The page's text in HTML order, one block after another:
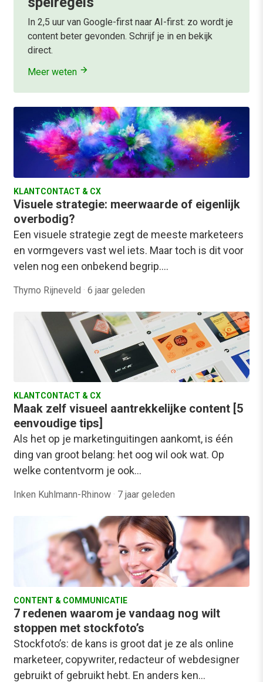
In 2,5 uur van Google-first naar AI-first: zo wordt je
content beter gevonden. Schrijf je in en bekijk
direct.
Meer weten
KLANTCONTACT & CX
Visuele strategie: meerwaarde of eigenlijk
overbodig?
Een visuele strategie zegt de meeste marketeers
en vormgevers vast wel iets. Maar toch is dit voor
velen nog een onbekend begrip.…
Thymo Rijneveld · 6 jaar geleden
KLANTCONTACT & CX
Maak zelf visueel aantrekkelijke content [5
eenvoudige tips]
Als het op je marketinguitingen aankomt, is één
ding van groot belang: het oog wil ook wat. Op
welke contentvorm je ook…
Inken Kuhlmann-Rhinow · 7 jaar geleden
CONTENT & COMMUNICATIE
7 redenen waarom je vandaag nog wilt
stoppen met stockfoto’s
Stockfoto’s: de kans is groot dat je ze als online
marketeer, copywriter, redacteur of webdesigner
gebruikt of gebruikt hebt. En anders ken…